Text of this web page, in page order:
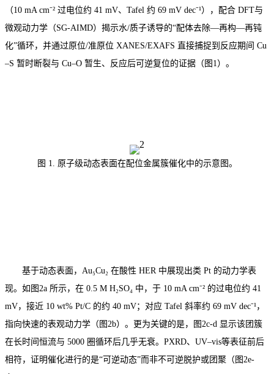
（10 mA cm⁻² 过电位约 41 mV、Tafel 约 69 mV dec⁻¹），配合 DFT与
微观动力学（SG-AIMD）揭示水/质子诱导的“配体去除—再构—再钝
化”循环，并通过原位/准原位 XANES/EXAFS 直接捕捉到反应期间 Cu
–S 暂时断裂与 Cu–O 暂生、反应后可逆复位的证据（图1）。
图 1. 原子级动态表面在配位金属簇催化中的示意图。
基于动态表面，Au₅Cu₂ 在酸性 HER 中展现出类 Pt 的动力学表
现。如图2a 所示，在 0.5 M H₂SO₄ 中，于 10 mA cm⁻² 的过电位约 41
mV，接近 10 wt% Pt/C 的约 40 mV；对应 Tafel 斜率约 69 mV dec⁻¹，
指向快速的表观动力学（图2b）。更为关键的是，图2c-d 显示该团簇
在长时间恒流与 5000 圈循环后几乎无衰。PXRD、UV–vis等表征前后
相符，证明催化进行的是“可逆动态”而非不可逆脱护或团聚（图2e-